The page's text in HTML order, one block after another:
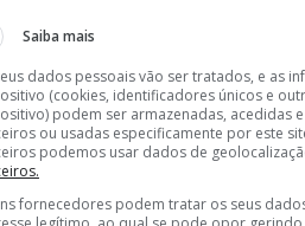
22 minutos 31
Saiba mais
dados pessoais vão ser tratados, e as
(cookies, identificadores únicos e
podem ser armazenadas, acedidas
ou usadas especificamente por este
podemos usar dados de
fornecedores podem tratar os seus